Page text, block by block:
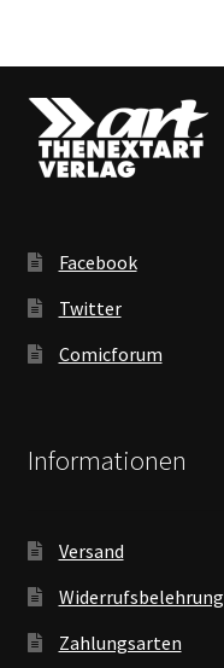
Facebook
Twitter
Comicforum
Informationen
Versand
Widerrufsbelehrung
Zahlungsarten